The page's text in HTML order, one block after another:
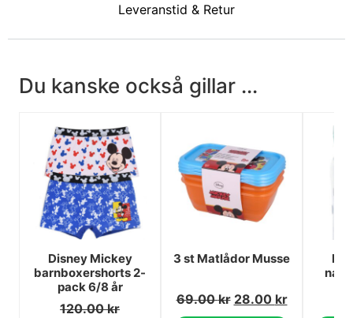
Leveranstid & Retur
Du kanske också gillar ...
Disney Mickey
barnboxershorts 2-
pack 6/8 år
120.00kr
3 st Matlådor Musse
69.00kr 28.00 kr